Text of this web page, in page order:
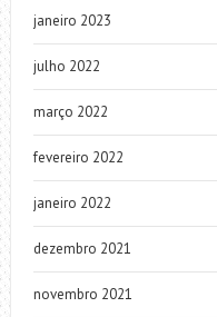
janeiro 2023
julho 2022
março 2022
fevereiro 2022
janeiro 2022
dezembro 2021
novembro 2021